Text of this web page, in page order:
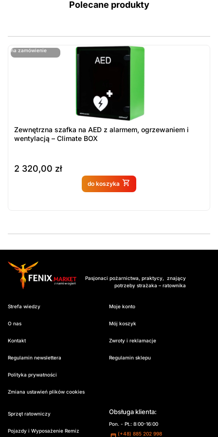
Polecane produkty
na zamówienie
ostatnie sztuki
Zewnętrzna szafka na AED z alarmem, ogrzewaniem i
wentylacją – Climate BOX
2 320,00 zł
do koszyka
Produkt dostępny na
Pasjonaci pożarnictwa, praktycy, znający
potrzeby strażaka – ratownika
Strefa wiedzy
O nas
Kontakt
Regulamin newslettera
Polityka prywatności
Zmiana ustawień plików cookies
Moje konto
Mój koszyk
Zwroty i reklamacje
Regulamin sklepu
Sprzęt ratowniczy
Pojazdy i Wyposażenie Remiz
Obsługa klienta:
Pon. - Pt.: 8:00-16:00
(+48) 885 202 998